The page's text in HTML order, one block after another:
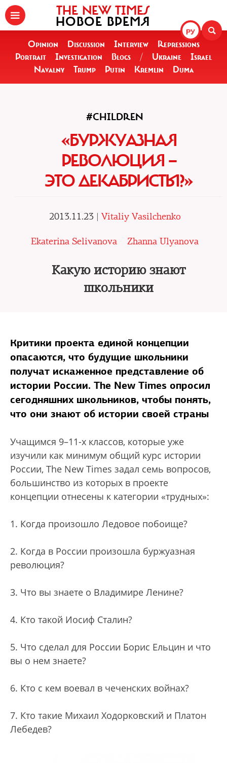
РУ
THE NEW TIMES
НОВОЕ ВРЕМЯ
Opinion Discussion Interview
Repressions
Portrait
Investigation Blogs / Ukraine
Israel
Navalny
Trump Putin Kremlin Duma
#CHILDREN
«БУРЖУАЗНАЯ
РЕВОЛЮЦИЯ —
ЭТО ДЕКАБРИСТЫ?»
2013.11.23 | Vitaliy Vasilchenko
Ekaterina Selivanova Zhanna Ulyanova
Какую историю знают
школьники
Критики проекта единой концепции
опасаются, что будущие школьники
получат искаженное представление об
истории России. The New Times опросил
сегодняшних школьников, чтобы понять,
что они знают об истории своей страны
Учащимся 9–11-х классов, которые уже
изучили как минимум общий курс истории
России, The New Times задал семь вопросов,
большинство из которых в проекте
концепции отнесены к категории «трудных»:
1. Когда произошло Ледовое побоище?
2. Когда в России произошла буржуазная
революция?
3. Что вы знаете о Владимире Ленине?
4. Кто такой Иосиф Сталин?
5. Что сделал для России Борис Ельцин и что
вы о нем знаете?
6. Кто с кем воевал в чеченских войнах?
7. Кто такие Михаил Ходорковский и Платон
Лебедев?